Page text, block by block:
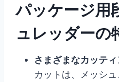
パッケージ用
ュレッダーの
さまざまなカッテ
カットは、メッシ